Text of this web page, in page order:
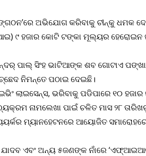
ଅଭିଯୋଗ କରିବାକୁ ଚୀନ୍‌କୁ ଧମକ
୯ ହଜାର କୋଟି ଟଙ୍କା ମୂଲ୍ୟର
ପାଲ୍‌ ସିଂହ ଭାଟିଆଙ୍କ ଶବ ଗୋଟାଏ
ନିମନ୍ତେ ପଠାଇ ଦେଇଛି।
ଲାଇସେନ୍ସ, ଭରିବାକୁ ପଡିପାରେ ୧୦ ହଜାର
ନାମଲେଖା ପାଇଁ ଚଳିତ ମାସ ୨୮
ମ୍ୟାନହେଟନରେ ଆୟୋଜିତ
ଏବଂ ଅନ୍ୟ ୫ଜଣଙ୍କ ନାଁରେ